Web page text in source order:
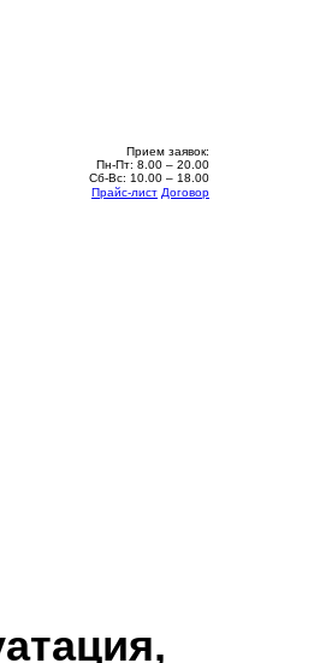
Прием заявок:
Пн-Пт: 8.00 – 20.00
Сб-Вс: 10.00 – 18.00
Прайс-лист Договор